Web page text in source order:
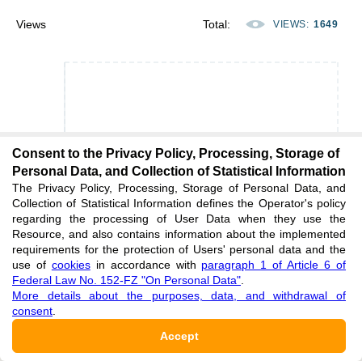
Views Total: VIEWS: 1649
Consent to the Privacy Policy, Processing, Storage of
Personal Data, and Collection of Statistical Information
The Privacy Policy, Processing, Storage of Personal Data, and
Collection of Statistical Information defines the Operator's policy
regarding the processing of User Data when they use the
Resource, and also contains information about the implemented
requirements for the protection of Users' personal data and the
use of cookiesin accordance with paragraph 1 of Article 6 of
Federal Law No. 152-FZ "On Personal Data"
More details about the purposes, data, and withdrawal of
consent
Accept